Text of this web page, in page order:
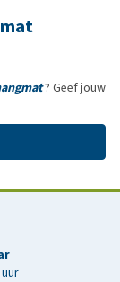
? Geef jouw